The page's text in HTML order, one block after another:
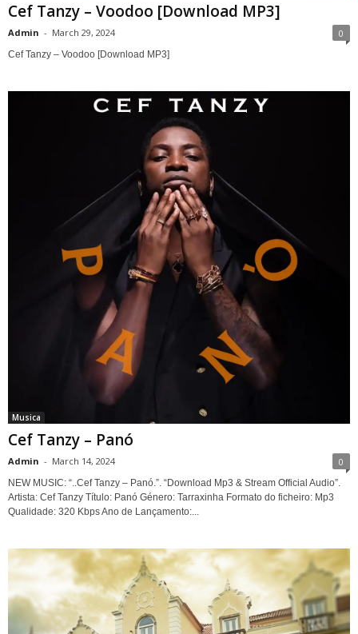
Cef Tanzy – Voodoo [Download MP3]
Admin - March 29, 2024 0
Cef Tanzy – Voodoo [Download MP3]
Musica
Cef Tanzy – Panó
Admin - March 14, 2024 0
NEW MUSIC: “..Cef Tanzy – Panó.”. “Download Mp3 & Stream Official Audio”.
Artista: Cef Tanzy Título: Panó Género: Tarraxinha Formato do ficheiro: Mp3
Qualidade: 320 Kbps Ano de Lançamento:...